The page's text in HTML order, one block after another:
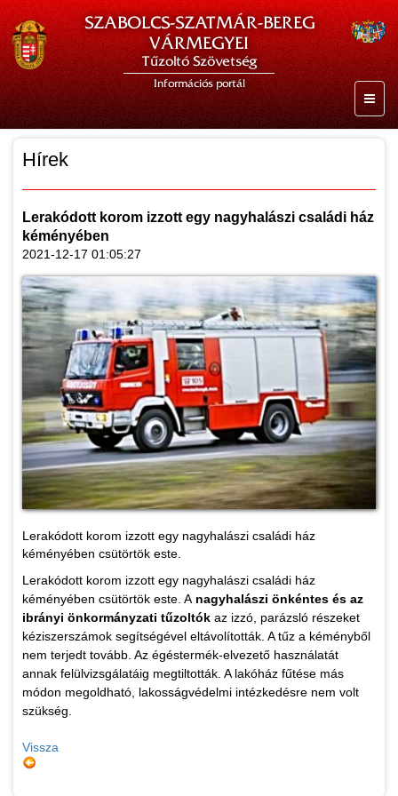
SZABOLCS-SZATMÁR-BEREG
VÁRMEGYEI
Tűzoltó Szövetség
Információs portál
Hírek
Lerakódott korom izzott egy nagyhalászi családi ház
kéményében
2021-12-17 01:05:27
Lerakódott korom izzott egy nagyhalászi családi ház
kéményében csütörtök este.
Lerakódott korom izzott egy nagyhalászi családi ház
kéményében csütörtök este. A nagyhalászi önkéntes és az
ibrányi önkormányzati tűzoltók az izzó, parázsló részeket
kéziszerszámok segítségével eltávolították. A tűz a kéményből
nem terjedt tovább. Az égéstermék-elvezető használatát
annak felülvizsgálatáig megtiltották. A lakóház fűtése más
módon megoldható, lakosságvédelmi intézkedésre nem volt
szükség.
Vissza